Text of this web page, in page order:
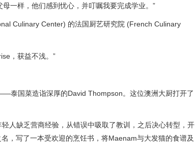
一样，他们感到忧心，并叮嘱我要完成学业。”
Culinary Center) 的法国厨艺研究院 (French Culinary
，获益不浅。”
泰国菜造诣深厚的David Thompson。这位澳洲大厨打开了
人缺乏营商经验，从错误中吸取了教训，之后决心转型，开
，写了一本受欢迎的烹饪书，将Maenam与大发猫的食谱及